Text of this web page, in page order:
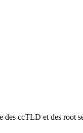
ccTLD et des root